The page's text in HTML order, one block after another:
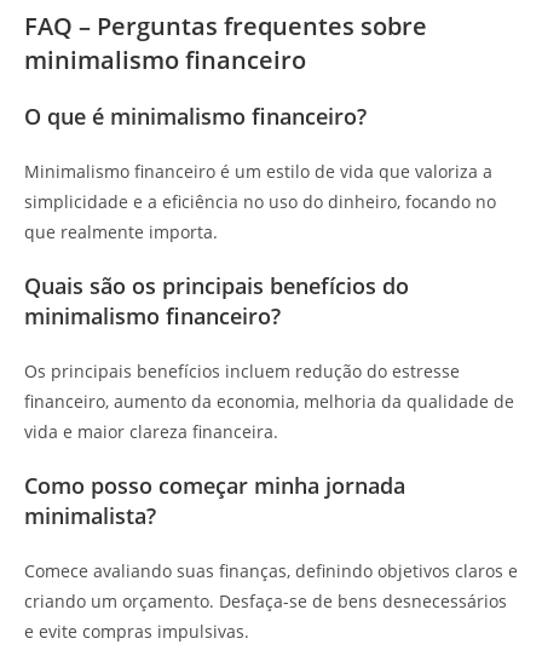
FAQ – Perguntas frequentes sobre
minimalismo financeiro
O que é minimalismo financeiro?
Minimalismo financeiro é um estilo de vida que valoriza a
simplicidade e a eficiência no uso do dinheiro, focando no
que realmente importa.
Quais são os principais benefícios do
minimalismo financeiro?
Os principais benefícios incluem redução do estresse
financeiro, aumento da economia, melhoria da qualidade de
vida e maior clareza financeira.
Como posso começar minha jornada
minimalista?
Comece avaliando suas finanças, definindo objetivos claros e
criando um orçamento. Desfaça-se de bens desnecessários
e evite compras impulsivas.